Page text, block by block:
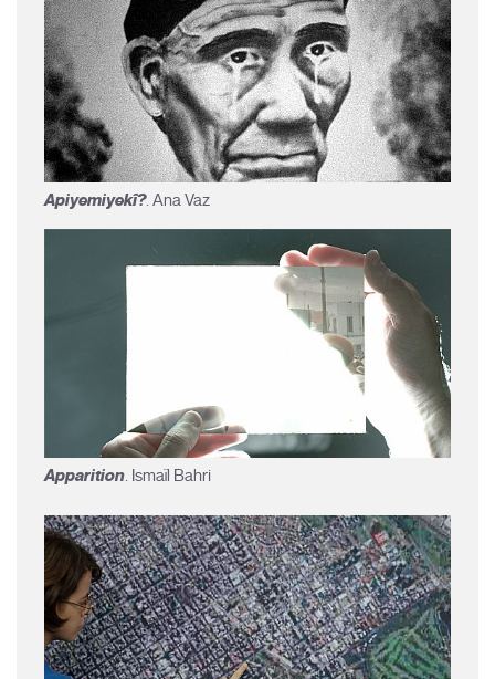
Apiyemiyekî?. Ana Vaz
Apparition. Ismaïl Bahri